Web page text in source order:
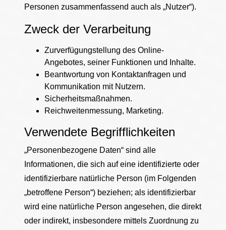
Personen zusammenfassend auch als „Nutzer“).
Zweck der Verarbeitung
Zurverfügungstellung des Online-
Angebotes, seiner Funktionen und Inhalte.
Beantwortung von Kontaktanfragen und
Kommunikation mit Nutzern.
Sicherheitsmaßnahmen.
Reichweitenmessung, Marketing.
Verwendete Begrifflichkeiten
„Personenbezogene Daten“ sind alle
Informationen, die sich auf eine identifizierte oder
identifizierbare natürliche Person (im Folgenden
„betroffene Person“) beziehen; als identifizierbar
wird eine natürliche Person angesehen, die direkt
oder indirekt, insbesondere mittels Zuordnung zu